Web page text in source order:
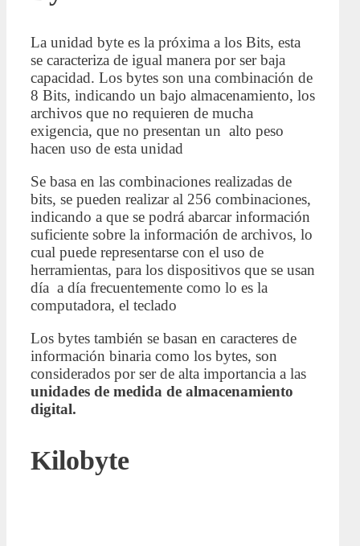
La unidad byte es la próxima a los Bits, esta
se caracteriza de igual manera por ser baja
capacidad. Los bytes son una combinación de
8 Bits, indicando un bajo almacenamiento, los
archivos que no requieren de mucha
exigencia, que no presentan un alto peso
hacen uso de esta unidad
Se basa en las combinaciones realizadas de
bits, se pueden realizar al 256 combinaciones,
indicando a que se podrá abarcar información
suficiente sobre la información de archivos, lo
cual puede representarse con el uso de
herramientas, para los dispositivos que se usan
día a día frecuentemente como lo es la
computadora, el teclado
Los bytes también se basan en caracteres de
información binaria como los bytes, son
considerados por ser de alta importancia a las
unidades de medida de almacenamiento
digital.
Kilobyte